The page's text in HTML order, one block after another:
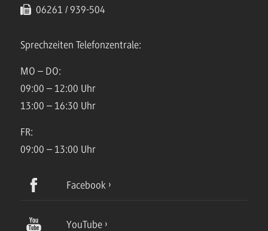
06261 / 939-504
Sprechzeiten Telefonzentrale:
MO – DO:
09:00 – 12:00 Uhr
13:00 – 16:30 Uhr
FR:
09:00 – 13:00 Uhr
Facebook
YouTube